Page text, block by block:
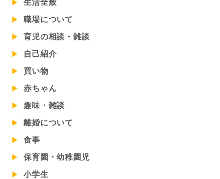
生活全般
職場について
育児の相談・雑談
自己紹介
買い物
赤ちゃん
趣味・雑談
離婚について
食事
保育園・幼稚園児
小学生